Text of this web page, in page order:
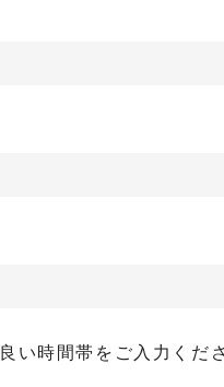
い時間帯をご入力くだ